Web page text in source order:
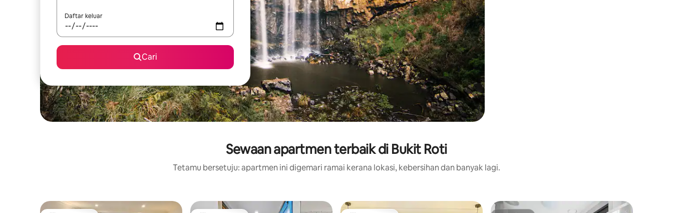
Daftar keluar
Cari
Sewaan apartmen terbaik di Bukit Roti
Tetamu bersetuju: apartmen ini digemari ramai kerana lokasi, kebersihan dan banyak lagi.